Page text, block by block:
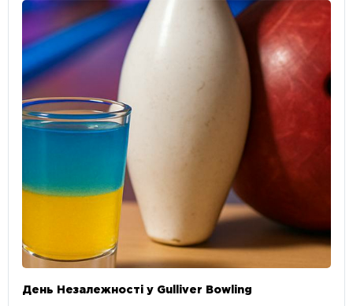
День Незалежності у Gulliver Bowling